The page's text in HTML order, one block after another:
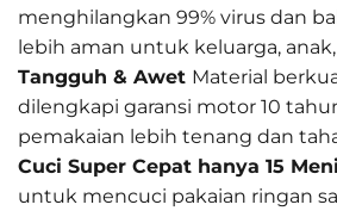
menghilangkan 99% virus dan
lebih aman untuk keluarga,
Tangguh & Awet Material
dilengkapi garansi motor 10
pemakaian lebih tenang dan
Cuci Super Cepat hanya 15
untuk mencuci pakaian ringan